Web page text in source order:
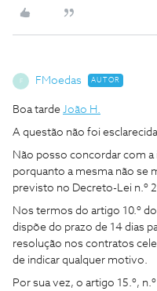
F FMoedas AUTOR
Boa tarde João H.
A questão não foi
Não posso concordar com
porquanto a mesma não se
previsto no Decreto-Lei n.º
Nos termos do artigo 10.º
dispõe do prazo de 14 dias
resolução nos contratos
de indicar qualquer motivo.
Por sua vez, o artigo 15.º,